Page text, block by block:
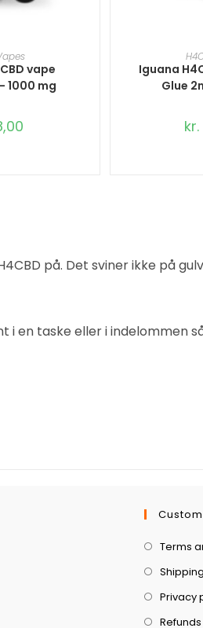
KURV
vape
1000 mg
Iguana
Glue
kr.
på. Det sviner ikke på
en taske eller i indelommen
Terms
Privacy